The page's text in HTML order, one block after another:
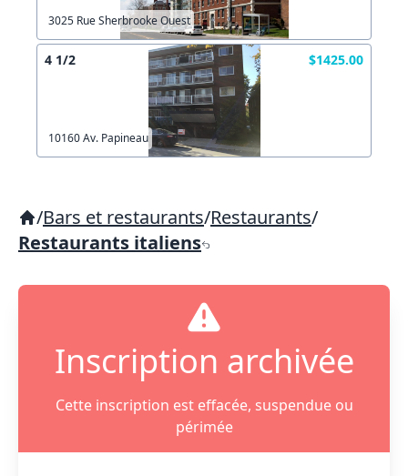
3025 Rue Sherbrooke Ouest
4 1/2 $1425.00
10160 Av. Papineau
/Bars et restaurants/Restaurants/
Restaurants italiens
Inscription archivée
Cette inscription est effacée, suspendue ou
périmée